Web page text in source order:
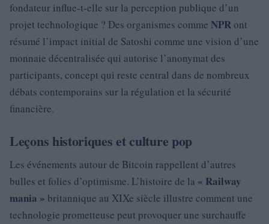
fondateur influe-t-elle sur la perception publique d’un
projet technologique ? Des organismes comme NPRont
résumé l’impact initial de Satoshi comme une vision d’une
monnaie décentralisée qui autorise l’anonymat des
participants, concept qui reste central dans de nombreux
débats contemporains sur la régulation et la sécurité
financière.
Leçons historiques et culture pop
Les événements autour de Bitcoin rappellent d’autres
bulles et folies d’optimisme. L’histoire de la « Railway
mania » britannique au XIXe siècle illustre comment une
technologie prometteuse peut provoquer une surchauffe